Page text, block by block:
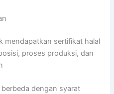
mendapatkan sertifikat halal
proses produksi, dan
dengan syarat